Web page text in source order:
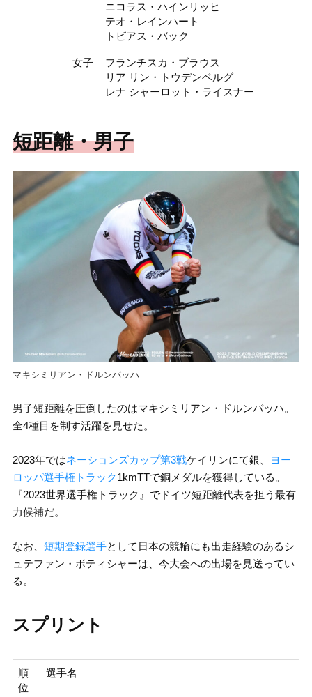
ニコラス・ハインリッヒ
テオ・レインハート
トビアス・バック
女子
フランチスカ・ブラウス
リア リン・トウデンベルグ
レナ シャーロット・ライスナー
短距離・男子
マキシミリアン・ドルンバッハ
男子短距離を圧倒したのはマキシミリアン・ドルンバッハ。
全4種目を制す活躍を見せた。
2023年ではネーションズカップ第3戦ケイリンにて銀、
ヨー
ロッパ選手権トラック1kmTTで銅メダルを獲得している。
『2023世界選手権トラック』でドイツ短距離代表を担う最有
力候補だ。
なお、 短期登録選手として日本の競輪にも出走経験のあるシ
ュテファン・ボティシャーは、今大会への出場を見送ってい
る。
スプリント
順
位
選手名